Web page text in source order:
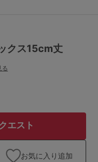
じる
クス15cm丈
る
エスト
お気に入り追加